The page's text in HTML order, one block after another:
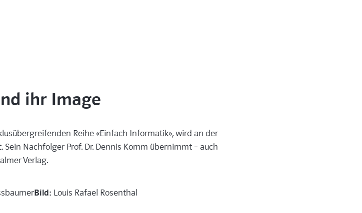
ihr Image
Reihe «Einfach Informatik», wird an der
Nachfolger Prof. Dr. Dennis Komm übernimmt – auch
Verlag.
Bild: Louis Rafael Rosenthal